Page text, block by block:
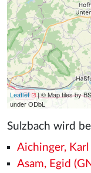
Leaflet
| © Map tiles by
under ODbL
Sulzbach wird
Aichinger,
Asam, Egid